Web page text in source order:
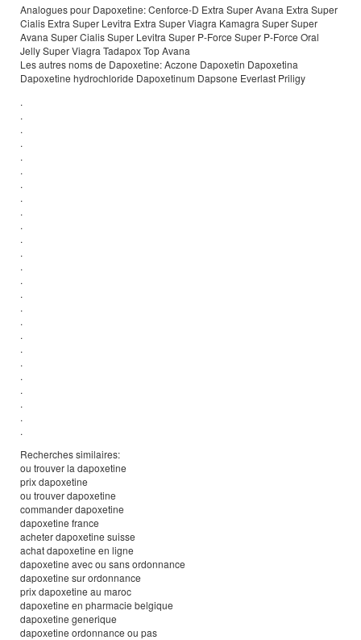
Analogues pour Dapoxetine: Cenforce-D Extra Super Avana Extra Super
Cialis Extra Super Levitra Extra Super Viagra Kamagra Super Super
Avana Super Cialis Super Levitra Super P-Force Super P-Force Oral
Jelly Super Viagra Tadapox Top Avana
Les autres noms de Dapoxetine: Aczone Dapoxetin Dapoxetina
Dapoxetine hydrochloride Dapoxetinum Dapsone Everlast Priligy
.
.
.
.
.
.
.
.
.
.
.
.
.
.
.
.
.
.
.
.
.
.
.
.
.
Recherches similaires:
ou trouver la dapoxetine
prix dapoxetine
ou trouver dapoxetine
commander dapoxetine
dapoxetine france
acheter dapoxetine suisse
achat dapoxetine en ligne
dapoxetine avec ou sans ordonnance
dapoxetine sur ordonnance
prix dapoxetine au maroc
dapoxetine en pharmacie belgique
dapoxetine generique
dapoxetine ordonnance ou pas